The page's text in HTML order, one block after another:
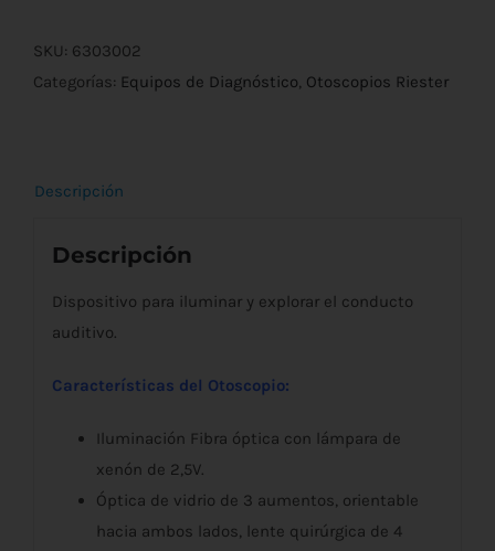
Scope
L3
SKU: 6303002
Categorías: Equipos de Diagnóstico Otoscopios Riester
Descripción
Descripción
Dispositivo para iluminar y explorar el conducto
auditivo.
Características del Otoscopio:
Iluminación Fibra óptica con lámpara de
xenón de 2,5V.
Óptica de vidrio de 3 aumentos, orientable
hacia ambos lados, lente quirúrgica de 4